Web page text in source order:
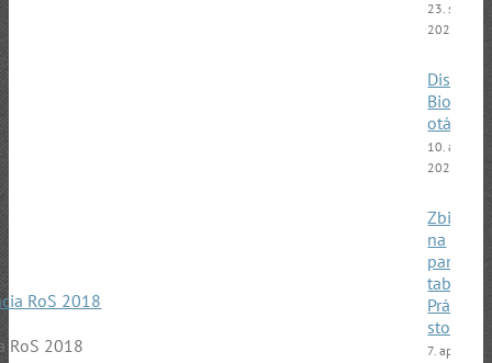
RoS 2018
23.
2025
otázky
10. apríla
2025
Zbierka
na
tabuľu
Prázdna
stolička
7. apríla